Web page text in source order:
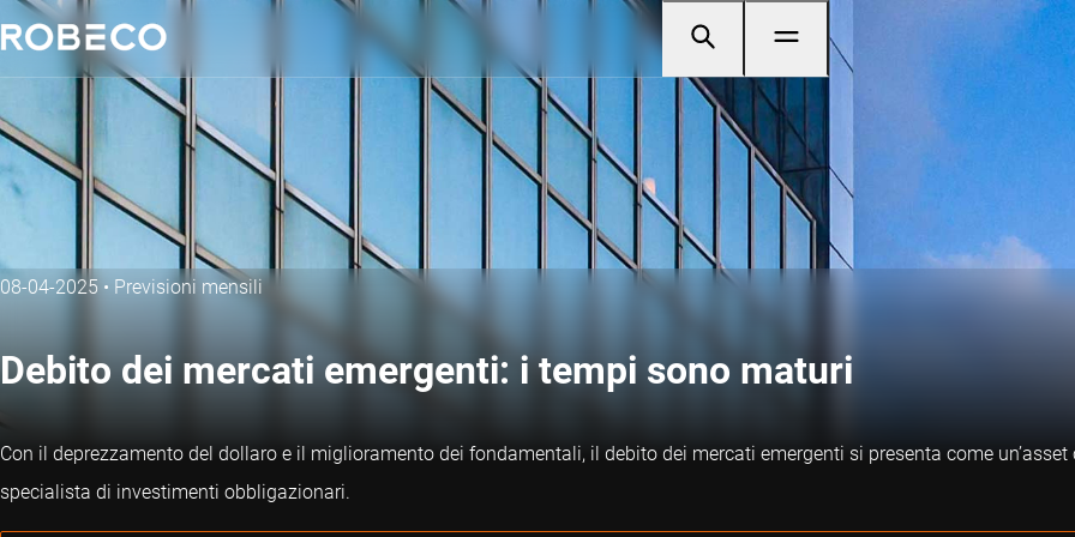
08-04-2025 • Previsioni mensili
Debito dei mercati emergenti: i tempi sono maturi
Con il deprezzamento del dollaro e il miglioramento dei fondamentali, il debito dei mercati emergenti si presenta come
specialista di investimenti obbligazionari.